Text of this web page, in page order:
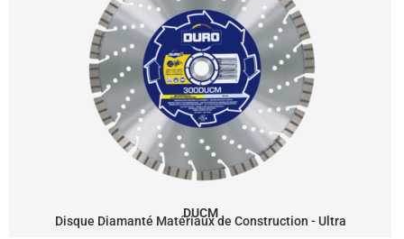
DUCM
Disque Diamanté Matériaux de Construction - Ultra